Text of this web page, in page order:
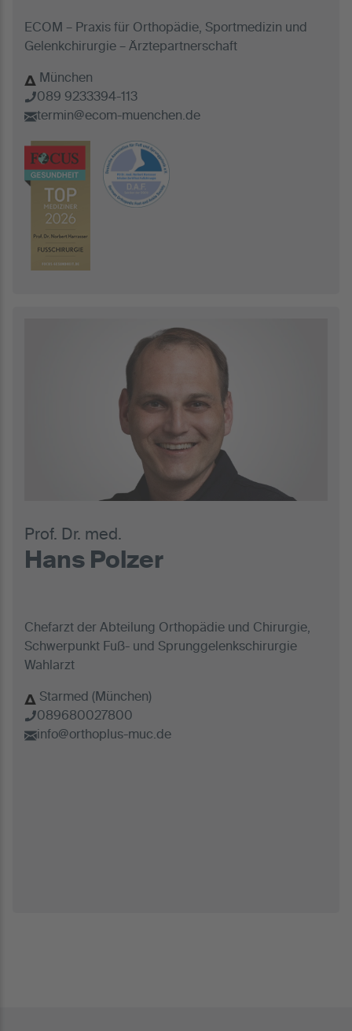
ECOM – Praxis für Orthopädie, Sportmedizin und
Gelenkchirurgie – Ärztepartnerschaft
München
089 9233394-113
termin@ecom-muenchen.de
Prof. Dr. med.
Hans Polzer
Chefarzt der Abteilung Orthopädie und Chirurgie,
Schwerpunkt Fuß- und Sprunggelenkschirurgie
Wahlarzt
Starmed (München)
089680027800
info@orthoplus-muc.de